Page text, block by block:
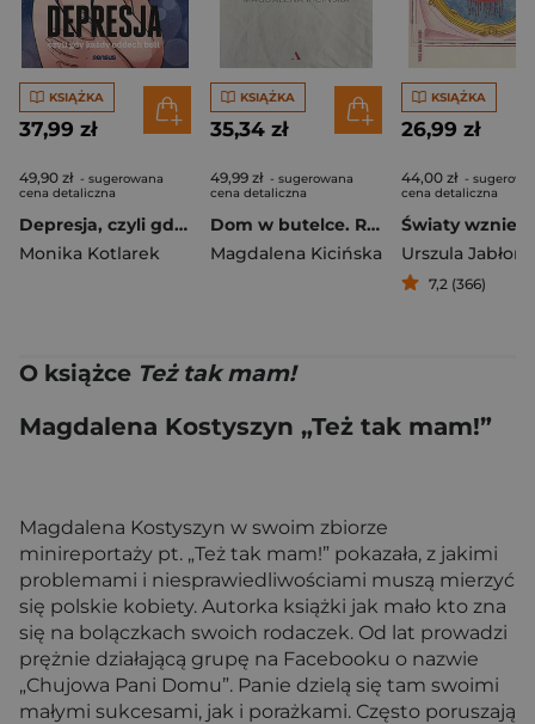
KSIĄŻKA
37,99 zł
49,90 zł - sugerowana
cena detaliczna
Depresja, czyli gdy każdy oddech boli
Monika Kotlarek
KSIĄŻKA
35,34 zł
49,99 zł - sugerowana
cena detaliczna
Dom w butelce. Rozmowy z Dorosłymi Dziećmi Alkoholików
Magdalena Kicińska
KSIĄŻKA
26,99 zł
44,00 zł -
cena detaliczna
Urszula
7,2 (366)
O książce Też tak mam!
Magdalena Kostyszyn „Też tak mam!”
Magdalena Kostyszyn w swoim zbiorze
minireportaży pt. „Też tak mam!” pokazała, z jakimi
problemami i niesprawiedliwościami muszą mierzyć
się polskie kobiety. Autorka książki jak mało kto zna
się na bolączkach swoich rodaczek. Od lat prowadzi
prężnie działającą grupę na Facebooku o nazwie
„Chujowa Pani Domu”. Panie dzielą się tam swoimi
małymi sukcesami, jak i porażkami. Często poruszają